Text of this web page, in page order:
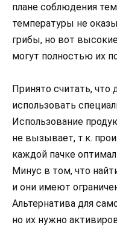
плане соблюдения
температуры не
грибы, но вот
могут полностью их
Принято считать, что
использовать
Использование
не вызывает, т.к.
каждой пачке
Минус в том, что
и они имеют
Альтернатива для
но их нужно